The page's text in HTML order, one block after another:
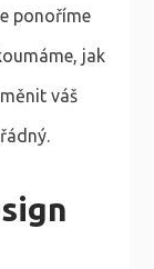
ponoříme
jak
váš